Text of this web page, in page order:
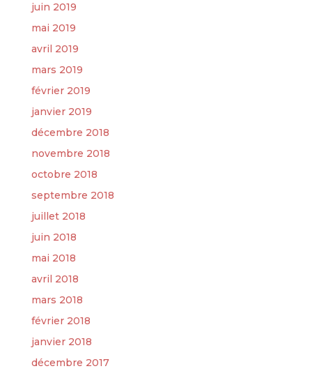
juin 2019
mai 2019
avril 2019
mars 2019
février 2019
janvier 2019
décembre 2018
novembre 2018
octobre 2018
septembre 2018
juillet 2018
juin 2018
mai 2018
avril 2018
mars 2018
février 2018
janvier 2018
décembre 2017